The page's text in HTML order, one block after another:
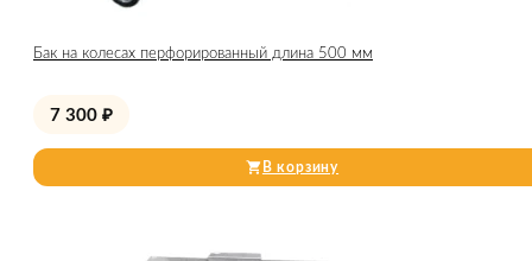
Бак на колесах перфорированный длина 500 мм
7 300 ₽
В корзину